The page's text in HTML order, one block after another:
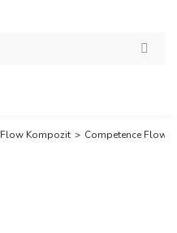
Flow Kompozit Competence Flow